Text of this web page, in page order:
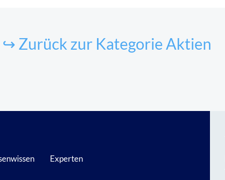
↪ Zurück zur Kategorie Aktien
Experten